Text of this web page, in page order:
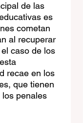
de las
es
cometan
al recuperar
caso de los
recae en los
que tienen
penales